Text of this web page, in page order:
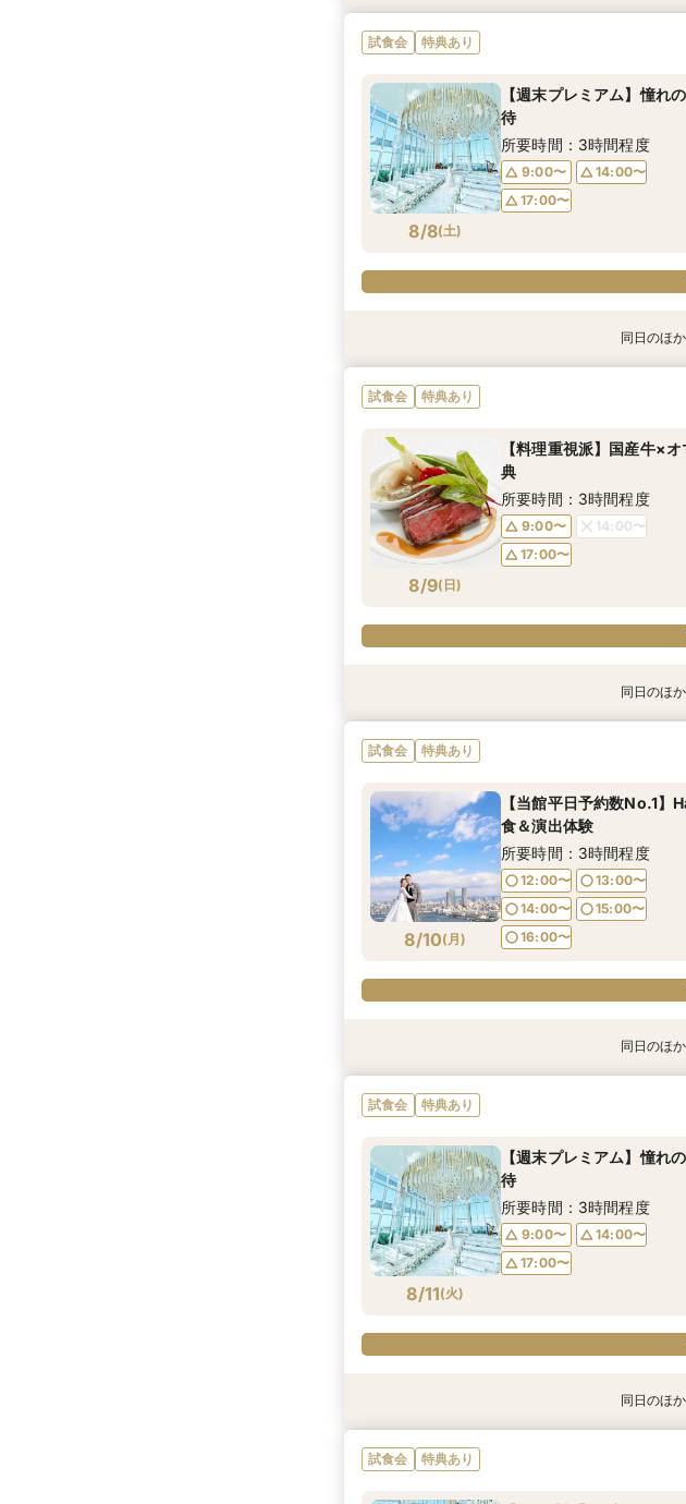
8/7(金)
17:00〜
17:30〜
8/7(金)
12:00〜
13:00〜
16:00〜
8/7(金)
12:00〜
14:00〜
8/7(金)
【愛犬と叶えるペット婚
所要時間：3時間程度
16:00〜
試食会 特典あり
8/8(土)
【週末プレミアム】憧れ
待
所要時間：3時間程度
9:00〜
14:00〜
17:00〜
8/8(土)
9:00〜
14:00〜
8/8(土)
17:00〜
17:30〜
8/8(土)
9:00〜
14:00〜
8/8(土)
【愛犬と叶えるペット婚
所要時間：3時間程度
17:00〜
同日のほ
試食会 特典あり
8/9( 日)
【料理重視派】国産牛×
典
所要時間：3時間程度
9:00〜
14:00〜
17:00〜
8/9(日)
9:00〜
14:00〜
17:00〜
8/9(日)
17:00〜
17:30〜
18:00〜
8/9(日)
9:00〜
14:00〜
17:00〜
8/9(日)
【愛犬と叶えるペット婚
所要時間：3時間程度
9:00〜
17:00〜
同日のほ
試食会 特典あり
8/10( 月)
【当館平日予約数No.1
食＆演出体験
所要時間：3時間程度
12:00〜
13:00〜
14:00〜
15:00〜
16:00〜
8/10(月)
17:00〜
17:30〜
8/10(月)
12:00〜
13:00〜
16:00〜
8/10(月)
12:00〜
14:00〜
8/10(月)
【愛犬と叶えるペット婚
所要時間：3時間程度
16:00〜
同日のほ
試食会 特典あり
8/11(火)
【週末プレミアム】憧れ
待
所要時間：3時間程度
9:00〜
14:00〜
17:00〜
【愛犬と叶えるペット婚
同日のほ
試食会 特典あり